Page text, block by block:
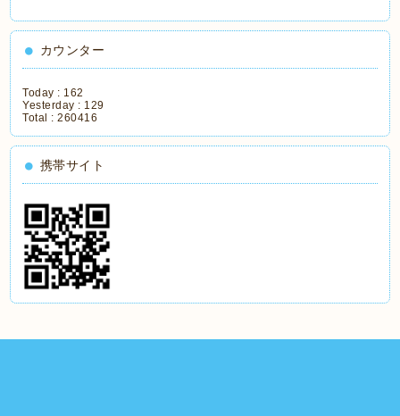
カウンター
Today : 162
Yesterday : 129
Total :260416
携帯サイト